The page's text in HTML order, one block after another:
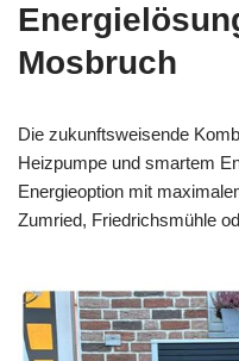
Mosbruch
Die zukunftsweisende
Heizpumpe und smartem
Energieoption mit
Zumried, Friedrichsmühle